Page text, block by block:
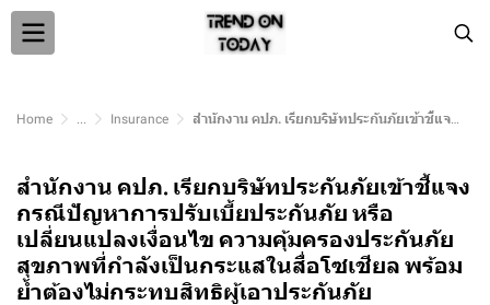
Home ... Insurance สำนักงาน คปภ. เรียกบริษัทประกันภัยเข้าชี้แจง กรณีปัญหาการปรับเบี้ยประกันภัย หรือเปลี่ยนแปลงเงื่อนไข ความคุ้มครองประกันภัยสุขภาพที่กำลังเป็นกระแสในสื่อโซเชียล พร้อมย้ำต้องไม่กระทบสิทธิผู้เอาประกันภัย
สำนักงาน คปภ. เรียกบริษัทประกันภัยเข้าชี้แจง
กรณีปัญหาการปรับเบี้ยประกันภัย หรือ
เปลี่ยนแปลงเงื่อนไข ความคุ้มครองประกันภัย
สุขภาพที่กำลังเป็นกระแสในสื่อโซเชียล พร้อม
ย้ำต้องไม่กระทบสิทธิผู้เอาประกันภัย